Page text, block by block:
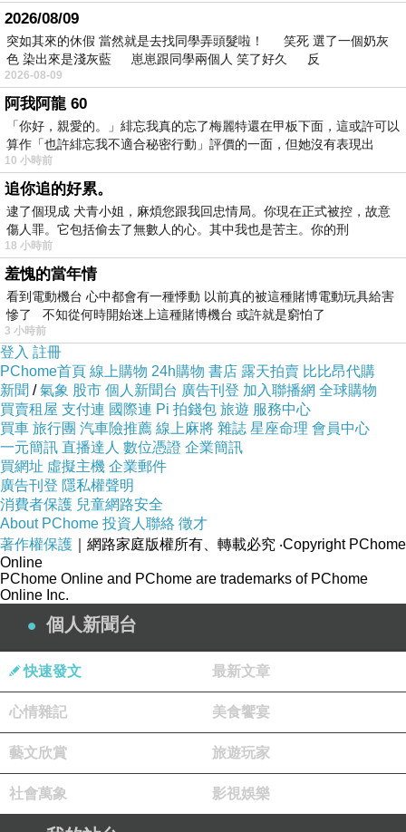
http://www.momoshop.com.tw/goods/GoodsDetail.jsp?
i_code=2579977&memid=6000002147&cid=apuad&oid=1&os
m=league
享受美食不傷荷包: 趕快17life團購網,
超低價就能買到超值的美食卷,再慢就
搶不到了!限時限量的團購卷.....
看看介紹喔
2015體驗分享~~【買1送1】赫而司苦橙精華活
力窈窕膠囊(90顆-罐)
【韓國araree Aero Samsung Galaxy S3保護殼
附保護貼】搭aponyo觸控筆-TAKE91保護貼效
果更好!
2015體驗分享~~【雪山元】效速糸千酵素〔酵母
ｘ酵素〕營養補充品(4入)
品號：2579977
瑞士ISOLIFE大豆異黃酮
添加蓮花、山藥、正宗泰國白高顆
及時補充，青春美麗、魅力無限
2026/08/09
突如其來的休假 當然就是去找同學弄頭髮啦！ 笑死 選了一個奶灰
色 染出來是淺灰藍 崽崽跟同學兩個人 笑了好久 反
2026-08-09
阿我阿龍 60
「你好，親愛的。」緋忘我真的忘了梅麗特還在甲板下面，這或許可以
算作「也許緋忘我不適合秘密行動」評價的一面，但她沒有表現出
10 小時前
追你追的好累。
逮了個現成 犬青小姐，麻煩您跟我回忠情局。你現在正式被控，故意
傷人罪。它包括偷去了無數人的心。其中我也是苦主。你的刑
18 小時前
羞愧的當年情
看到電動機台 心中都會有一種悸動 以前真的被這種賭博電動玩具給害
慘了 不知從何時開始迷上這種賭博機台 或許就是窮怕了
3 小時前
登入 註冊
PChome首頁 線上購物 24h購物 書店 露天拍賣 比比昂代購
新聞 /氣象 股市 個人新聞台 廣告刊登 加入聯播網 全球購物
買賣租屋 支付連 國際連 Pi 拍錢包 旅遊 服務中心
買車 旅行團 汽車險推薦 線上麻將 雜誌 星座命理 會員中心
一元簡訊 直播達人 數位憑證 企業簡訊
買網址 虛擬主機 企業郵件
廣告刊登 隱私權聲明
消費者保護 兒童網路安全
About PChome 投資人聯絡 徵才
著作權保護 ｜網路家庭版權所有、轉載必究 ‧Copyright PChome
Online
PChome Online and PChome are trademarks of PChome
Online Inc.
個人新聞台
快速發文 最新文章
心情雜記 美食饗宴
藝文欣賞 旅遊玩家
社會萬象 影視娛樂